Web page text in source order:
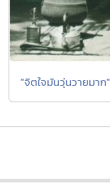
"จิตใจมันวุ่นวายมาก"